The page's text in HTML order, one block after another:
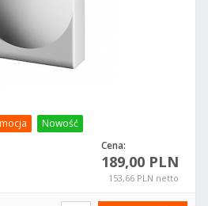
Nowość
Cena:
189,00 PLN
153,66 PLN netto